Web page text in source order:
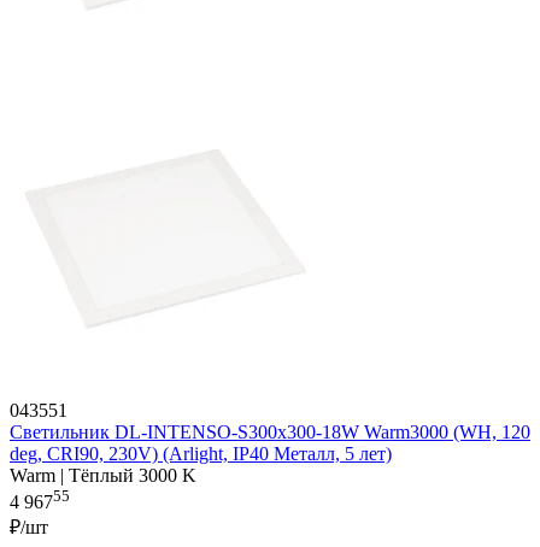
043551
Светильник DL-INTENSO-S300x300-18W Warm3000 (WH, 120
deg, CRI90, 230V) (Arlight, IP40 Металл, 5 лет)
Warm | Тёплый 3000 K
4 96755
₽/шт